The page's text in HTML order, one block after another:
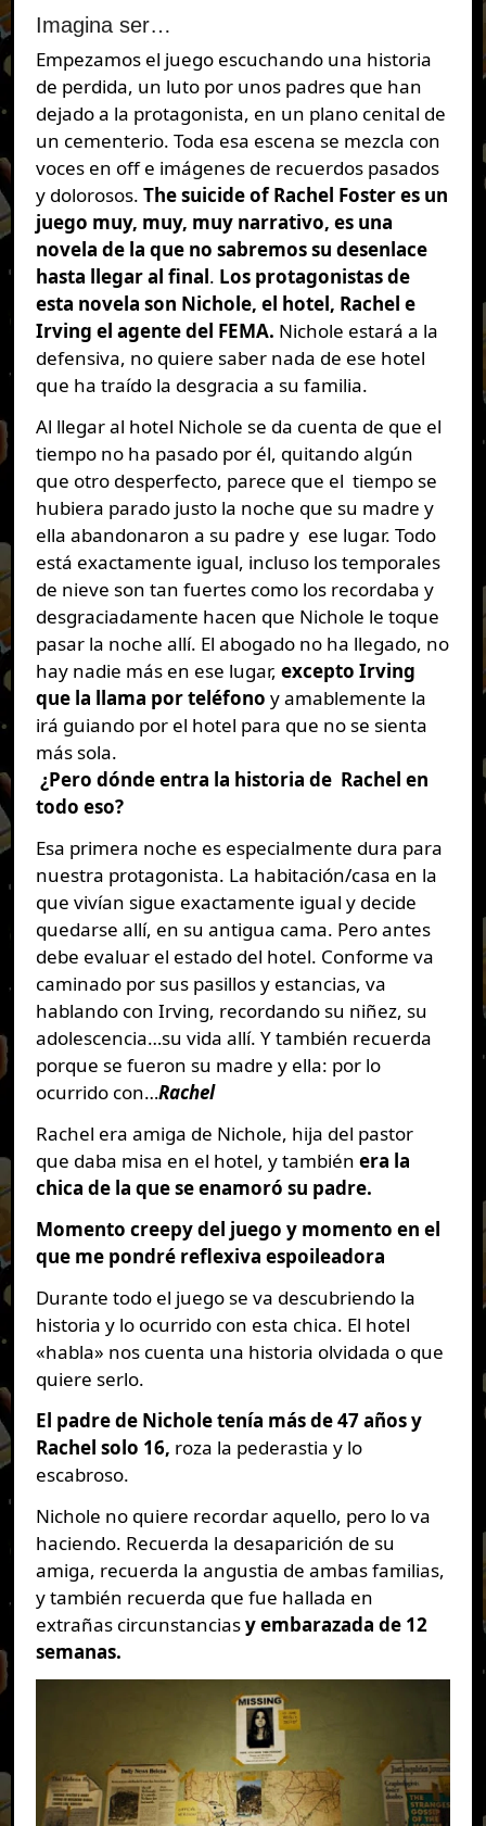
Imagina ser…
Empezamos el juego escuchando una historia
de perdida, un luto por unos padres que han
dejado a la protagonista, en un plano cenital de
un cementerio. Toda esa escena se mezcla con
voces en off e imágenes de recuerdos pasados
y dolorosos. The suicide of Rachel Foster es un
juego muy, muy, muy narrativo, es una
novela de la que no sabremos su desenlace
hasta llegar al final. Los protagonistas de
esta novela son Nichole, el hotel, Rachel e
Irving el agente del FEMA. Nichole estará a la
defensiva, no quiere saber nada de ese hotel
que ha traído la desgracia a su familia.
Al llegar al hotel Nichole se da cuenta de que el
tiempo no ha pasado por él, quitando algún
que otro desperfecto, parece que el tiempo se
hubiera parado justo la noche que su madre y
ella abandonaron a su padre y ese lugar. Todo
está exactamente igual, incluso los temporales
de nieve son tan fuertes como los recordaba y
desgraciadamente hacen que Nichole le toque
pasar la noche allí. El abogado no ha llegado, no
hay nadie más en ese lugar, excepto Irving
que la llama por teléfono y amablemente la
irá guiando por el hotel para que no se sienta
más sola.
¿Pero dónde entra la historia de Rachel en
todo eso?
Esa primera noche es especialmente dura para
nuestra protagonista. La habitación/casa en la
que vivían sigue exactamente igual y decide
quedarse allí, en su antigua cama. Pero antes
debe evaluar el estado del hotel. Conforme va
caminado por sus pasillos y estancias, va
hablando con Irving, recordando su niñez, su
adolescencia…su vida allí. Y también recuerda
porque se fueron su madre y ella: por lo
ocurrido con…Rachel
Rachel era amiga de Nichole, hija del pastor
que daba misa en el hotel, y también era la
chica de la que se enamoró su padre.
Momento creepy del juego y momento en el
que me pondré reflexiva espoileadora
Durante todo el juego se va descubriendo la
historia y lo ocurrido con esta chica. El hotel
«habla» nos cuenta una historia olvidada o que
quiere serlo.
El padre de Nichole tenía más de 47 años y
Rachel solo 16, roza la pederastia y lo
escabroso.
Nichole no quiere recordar aquello, pero lo va
haciendo. Recuerda la desaparición de su
amiga, recuerda la angustia de ambas familias,
y también recuerda que fue hallada en
extrañas circunstanciasy embarazada de 12
semanas.